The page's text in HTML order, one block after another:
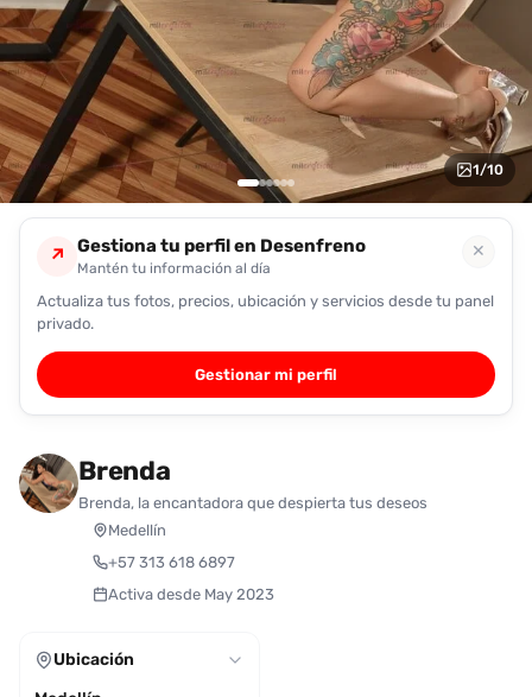
encontrarlas
fácilmente.
Entendido
1/10
↗ Gestiona tu perfil en Desenfreno
Mantén tu información al día
✕
Actualiza tus fotos, precios, ubicación y servicios desde tu panel
privado.
Gestionar mi perfil
Brenda
Brenda, la encantadora que despierta tus deseos
Medellín
+57 313 618 6897
Activa desde May 2023
Ubicación